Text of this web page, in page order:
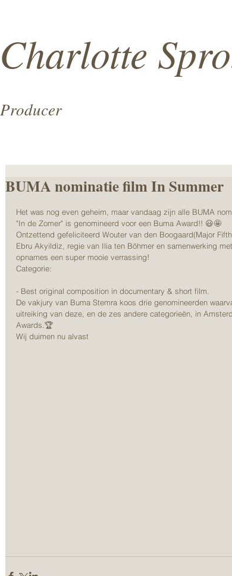
Charlotte
Producer
BUMA nominatie film In Summer
Het was nog even geheim, maar vandaag zijn alle BUMA
"In de Zomer" is genomineerd voor een Buma Award!! 😃🤩
Ontzettend gefeliciteerd Wouter van den Boogaard(Major
Ebru Akyildiz, regie van Ilia ten Böhmer en samenwerking
opnames een super mooie verrassing!
Categorie:
- Best original composition in documentary & short film.
De vakjury van Buma Stemra koos drie genomineerden
uitreiking van deze, en de zes andere categorieën, in
Awards.🏆
Wij duimen nu alvast